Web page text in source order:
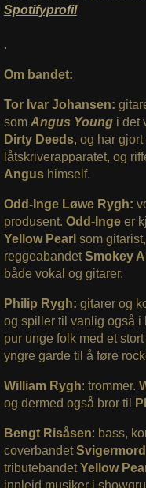
Spotifyprofil
.
Om bandet:
Tor Ivar Johansen:
som Angus Young i det
Dirty Deeds, og har
låtskriverapparatet, og
Angus himself.
Odd-Inge Løwe Rygh:
produsent. Odd-Ingeer
Yellow Pearl som
reggeabandetSmokey
både vokal og gitarer.
Philip Rygh: gitarer og
og spiller til vanlig også i
pur unge folk med et
yngre garde til å føre
William Rygh: trommer.
og dermed også bror til
Bengt Risåsen: bass,
coverbandetSvigermord
tributebandetYellow
innleid musiker i